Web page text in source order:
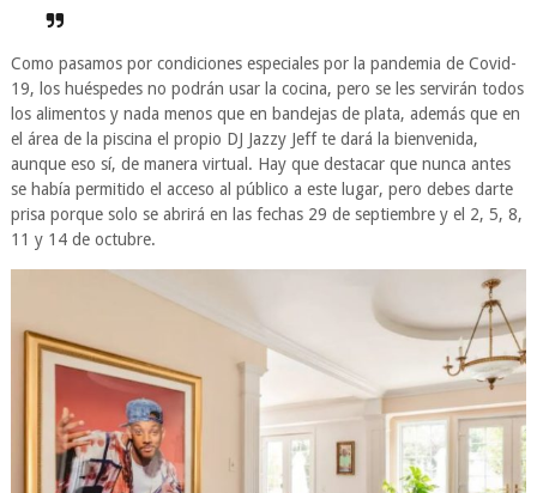
Como pasamos por condiciones especiales por la pandemia de Covid-
19, los huéspedes no podrán usar la cocina, pero se les servirán todos
los alimentos y nada menos que en bandejas de plata, además que en
el área de la piscina el propio DJ Jazzy Jeff te dará la bienvenida,
aunque eso sí, de manera virtual. Hay que destacar que nunca antes
se había permitido el acceso al público a este lugar, pero debes darte
prisa porque solo se abrirá en las fechas 29 de septiembre y el 2, 5, 8,
11 y 14 de octubre.